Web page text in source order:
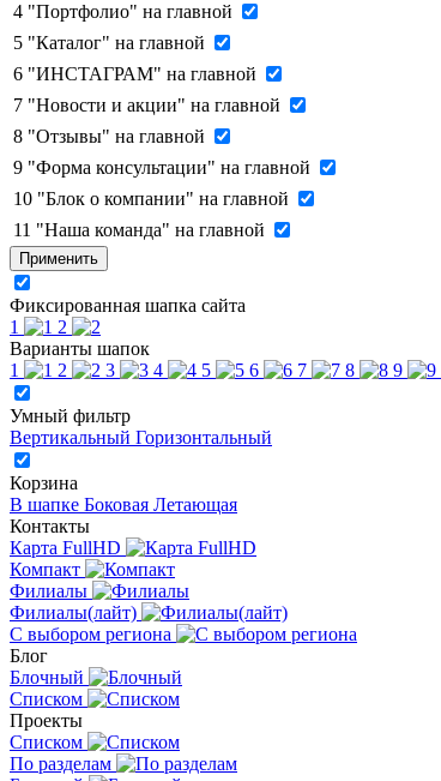
4 "Портфолио" на главной
5 "Каталог" на главной
6 "ИНСТАГРАМ" на главной
7 "Новости и акции" на главной
8 "Отзывы" на главной
9 "Форма консультации" на главной
10 "Блок о компании" на главной
11 "Наша команда" на главной
Применить
Фиксированная шапка сайта
1
2
Варианты шапок
1
2 3 4 5 6 7 8 9
Умный фильтр
Вертикальный Горизонтальный
Корзина
В шапке Боковая Летающая
Контакты
Карта FullHD
Компакт
Филиалы
Филиалы(лайт)
С выбором региона
Блог
Блочный
Списком
Проекты
Списком
По разделам